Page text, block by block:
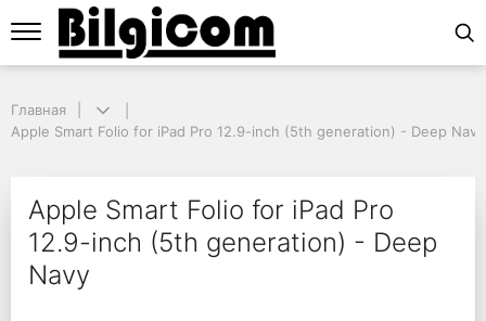
Apple Smart Folio for iPad Pro 12.9-inch (5th generation) - Deep Navy
Apple Smart Folio for
Главная
Apple Smart Folio for iPad Pro 12.9-inch (5th generation) - Deep Navy
Apple Smart Folio for iPad Pro
12.9-inch (5th generation) - Deep
Navy